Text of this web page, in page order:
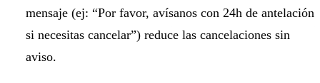
mensaje (ej: “Por favor, avísanos con 24h de antelación
si necesitas cancelar”) reduce las cancelaciones sin
aviso.